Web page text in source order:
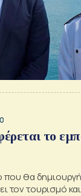
το
που θα
τον τουρισμό